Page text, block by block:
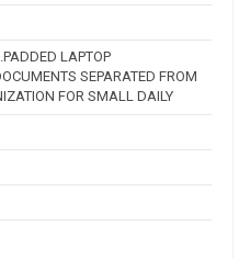
LAPTOP
SEPARATED FROM
FOR SMALL DAILY